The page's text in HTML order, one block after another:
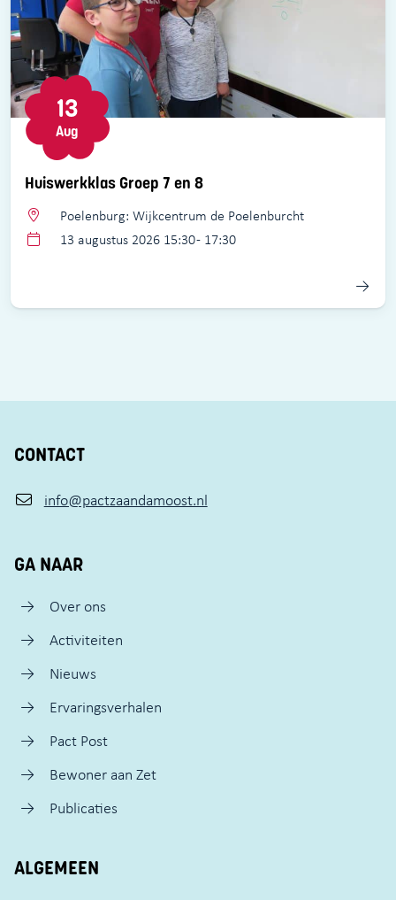
Huiswerkklas Groep 7 en 8
13
Aug
Poelenburg: Wijkcentrum de Poelenburcht
13 augustus 2026 15:30 - 17:30
CONTACT
info@pactzaandamoost.nl
GA NAAR
Over ons
Activiteiten
Nieuws
Ervaringsverhalen
Pact Post
Bewoner aan Zet
Publicaties
ALGEMEEN